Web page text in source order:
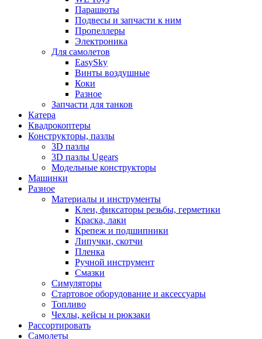
Парашюты
Подвесы и запчасти к ним
Пропеллеры
Электроника
Для самолетов
EasySky
Винты воздушные
Коки
Разное
Запчасти для танков
Катера
Квадрокоптеры
Конструкторы, пазлы
3D пазлы
3D пазлы Ugears
Модельные конструкторы
Машинки
Разное
Материалы и инструменты
Клеи, фиксаторы резьбы, герметики
Краска, лаки
Крепеж и подшипники
Липучки, скотчи
Пленка
Ручной инструмент
Смазки
Симуляторы
Стартовое оборудование и аксессуары
Топливо
Чехлы, кейсы и рюкзаки
Рассортировать
Самолеты